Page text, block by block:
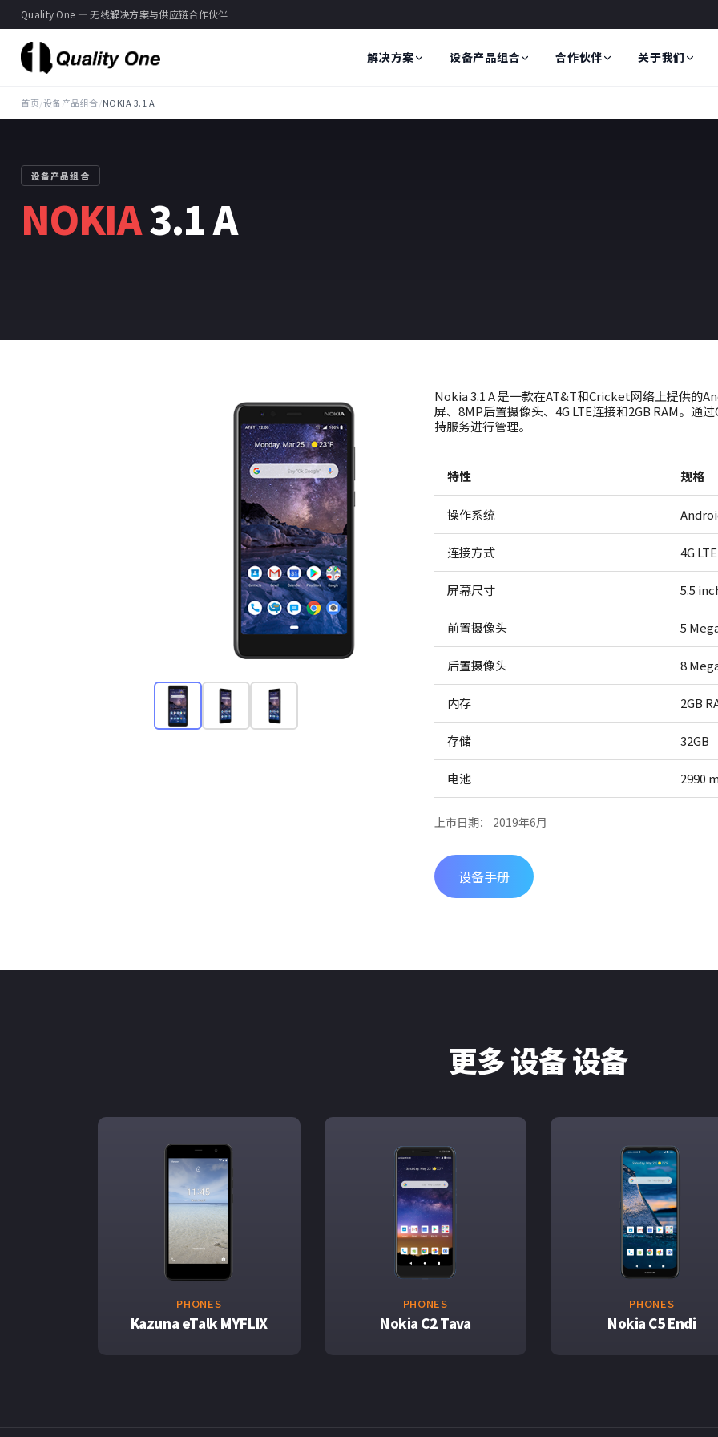
Quality One — 无线解决方案与供应链合作伙伴
解决方案 设备产品组合 合作伙伴 关于我们
首页/设备产品组合/NOKIA 3.1 A
设备产品组合
NOKIA3.1 A
Nokia 3.1 A 是一款在AT&T和Cricket网络上提供的
屏、8MP后置摄像头、4G LTE连接和2GB RAM。通
持服务进行管理。
特性 规格
操作系统
连接方式 4G LTE
屏幕尺寸 5.5
前置摄像头 5
后置摄像头 8
内存 2GB
存储 32GB
电池 2990
上市日期： 2019年6月
设备手册
更多 设备 设备
PHONES
Kazuna eTalk MYFLIX
PHONES
Nokia C2 Tava
PHONES
Nokia C5 Endi